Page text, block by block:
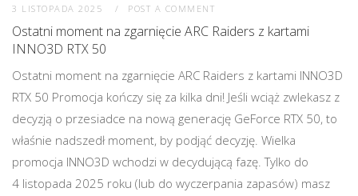
3 LISTOPADA 2025 POST A COMMENT
Ostatni moment na zgarnięcie ARC Raiders z kartami
INNO3D RTX 50
Ostatni moment na zgarnięcie ARC Raiders z kartami INNO3D
RTX 50 Promocja kończy się za kilka dni! Jeśli wciąż zwlekasz z
decyzją o przesiadce na nową generację GeForce RTX 50, to
właśnie nadszedł moment, by podjąć decyzję. Wielka
promocja INNO3D wchodzi w decydującą fazę. Tylko do
4 listopada 2025 roku (lub do wyczerpania zapasów) masz